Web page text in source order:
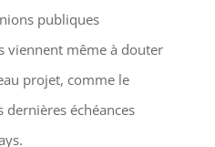
publiques
viennent même à douter
projet, comme le
échéances